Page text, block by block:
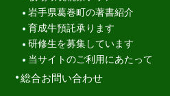
岩手県葛巻町の著書紹介
育成牛預託承ります
研修生を募集しています
当サイトのご利用にあたって
総合お問い合わせ